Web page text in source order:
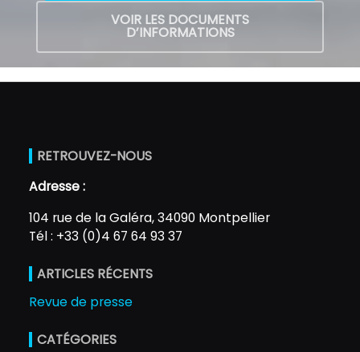
VOIR LES DOCUMENTS
D’INFORMATIONS
RETROUVEZ-NOUS
Adresse :
104 rue de la Galéra, 34090 Montpellier
Tél : +33 (0)4 67 64 93 37
ARTICLES RÉCENTS
Revue de presse
CATÉGORIES